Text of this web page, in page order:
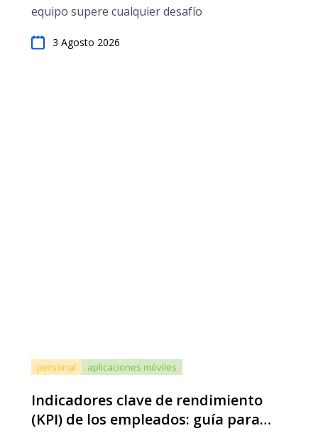
equipo supere cualquier desafío
3 Agosto 2026
personal aplicaciones móviles
Indicadores clave de rendimiento
(KPI) de los empleados: guía para